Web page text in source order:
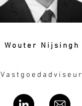
Wouter Nijsingh
Vastgoedadviseur